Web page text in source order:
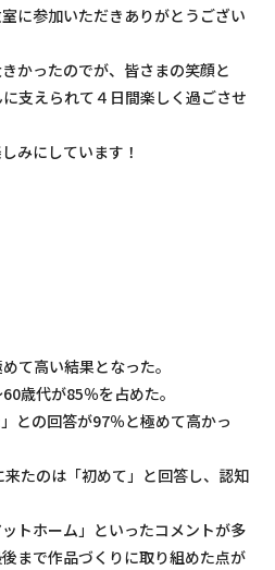
に参加いただきありがとうござい
かったのでが、皆さまの笑顔と
支えられて４日間楽しく過ごさせ
みにしています！
て高い結果となった。
歳代が85％を占めた。
との回答が97％と極めて高かっ
来たのは「初めて」と回答し、認知
トホーム」といったコメントが多
まで作品づくりに取り組めた点が